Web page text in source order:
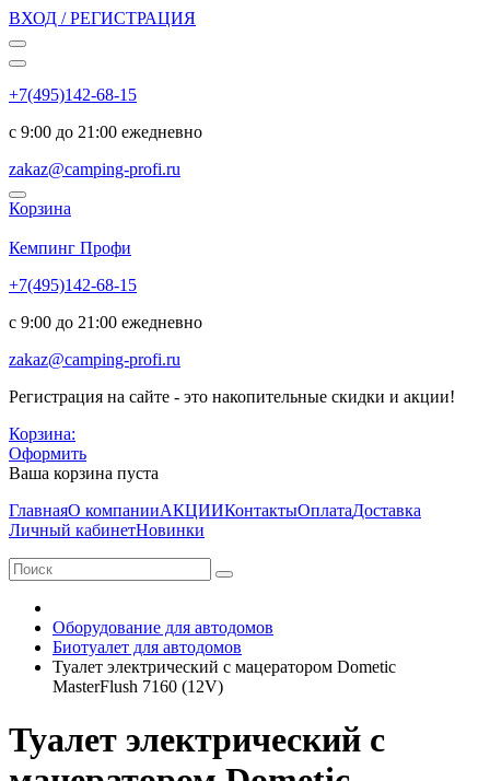
ВХОД / РЕГИСТРАЦИЯ
+7(495)142-68-15
с 9:00 до 21:00 ежедневно
zakaz@camping-profi.ru
Корзина
Кемпинг Профи
+7(495)142-68-15
с 9:00 до 21:00 ежедневно
zakaz@camping-profi.ru
Регистрация на сайте - это накопительные скидки и акции!
Корзина:
Оформить
Ваша корзина пуста
ГлавнаяО компанииАКЦИИКонтактыОплатаДоставка
Личный кабинетНовинки
Оборудование для автодомов
Биотуалет для автодомов
Туалет электрический с мацератором Dometic
MasterFlush 7160 (12V)
Туалет электрический с